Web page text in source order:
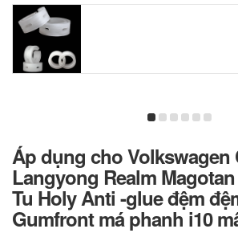
Áp dụng cho Volkswagen
Langyong Realm
Tu Holy Anti -glue đệm
Gumfront má phanh i10